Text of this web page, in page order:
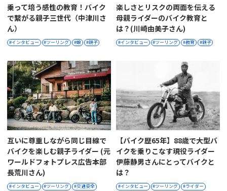
乗って培う感性の教育！バイク
で繋がる親子三世代（中津川さ
ん）
インタビュー ツーリング 娘 親子
楽しさとリスクの両面を伝える
母親ライダーのバイク教育と
は？(川崎由美子さん)
インタビュー ツーリング 教育 親子
互いに尊重しながら同じ目線で
バイクを楽しむ親子ライダー (元
ワールドフォトプレス広告本部
長荒川さん)
インタビュー ツーリング
交通安全
【バイク歴65年】88歳で大型バ
イクを乗りこなす現役ライダー
伊藤静男さんにとってバイクと
は？
インタビュー ツーリング
ライダー